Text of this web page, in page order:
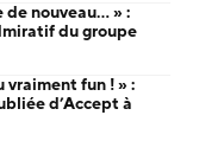
de nouveau… » :
du groupe
vraiment fun ! » :
d’Accept à